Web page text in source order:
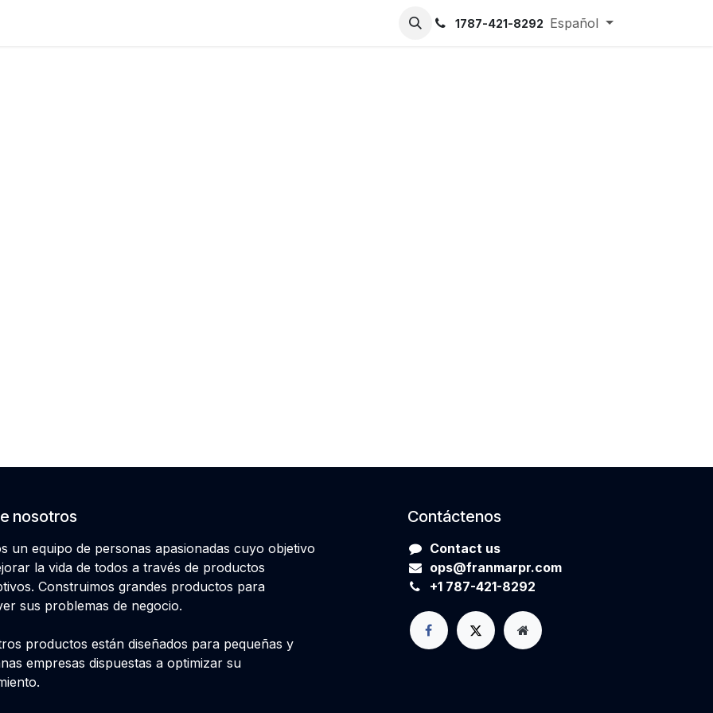
1787-421-8292 Español
nosotros
un equipo de personas apasionadas cuyo objetivo
la vida de todos a través de productos
Construimos grandes productos para
sus problemas de negocio.
productos están diseñados para pequeñas y
empresas dispuestas a optimizar su
Contáctenos
Contact us
ops@franmarpr.com
+1 787-421-8292